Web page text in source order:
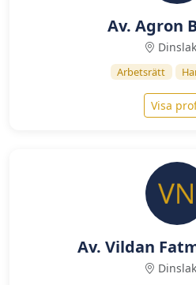
Av. Agron
Arbetsrätt
Visa
Av. Vildan